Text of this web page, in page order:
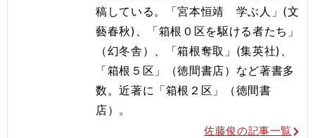
稿している。「宮本恒靖 学ぶ人」(文
藝春秋)、「箱根０区を駆ける者たち」
（幻冬舎）、「箱根奪取」(集英社)、
「箱根５区」（徳間書店）など著書多
数。近著に「箱根２区」（徳間書
店）。
佐藤俊の記事一覧